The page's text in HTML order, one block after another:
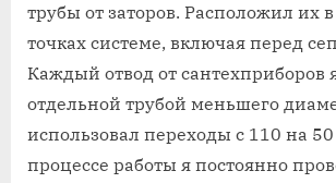
трубы от заторов. Расположил их
точках системе‚ включая перед
Каждый отвод от сантехприборов
отдельной трубой меньшего
использовал переходы с 110 на
процессе работы я постоянно